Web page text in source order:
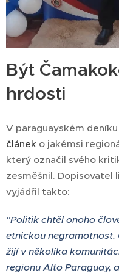
Být
hrdosti
V paraguayském
článek o jakémsi
který označil svého
zesměšnil. Dopisovatel
vyjádřil takto:
"Politik chtěl onoho
etnickou negramotnost.
žijí v několika
regionu Alto Paraguay,